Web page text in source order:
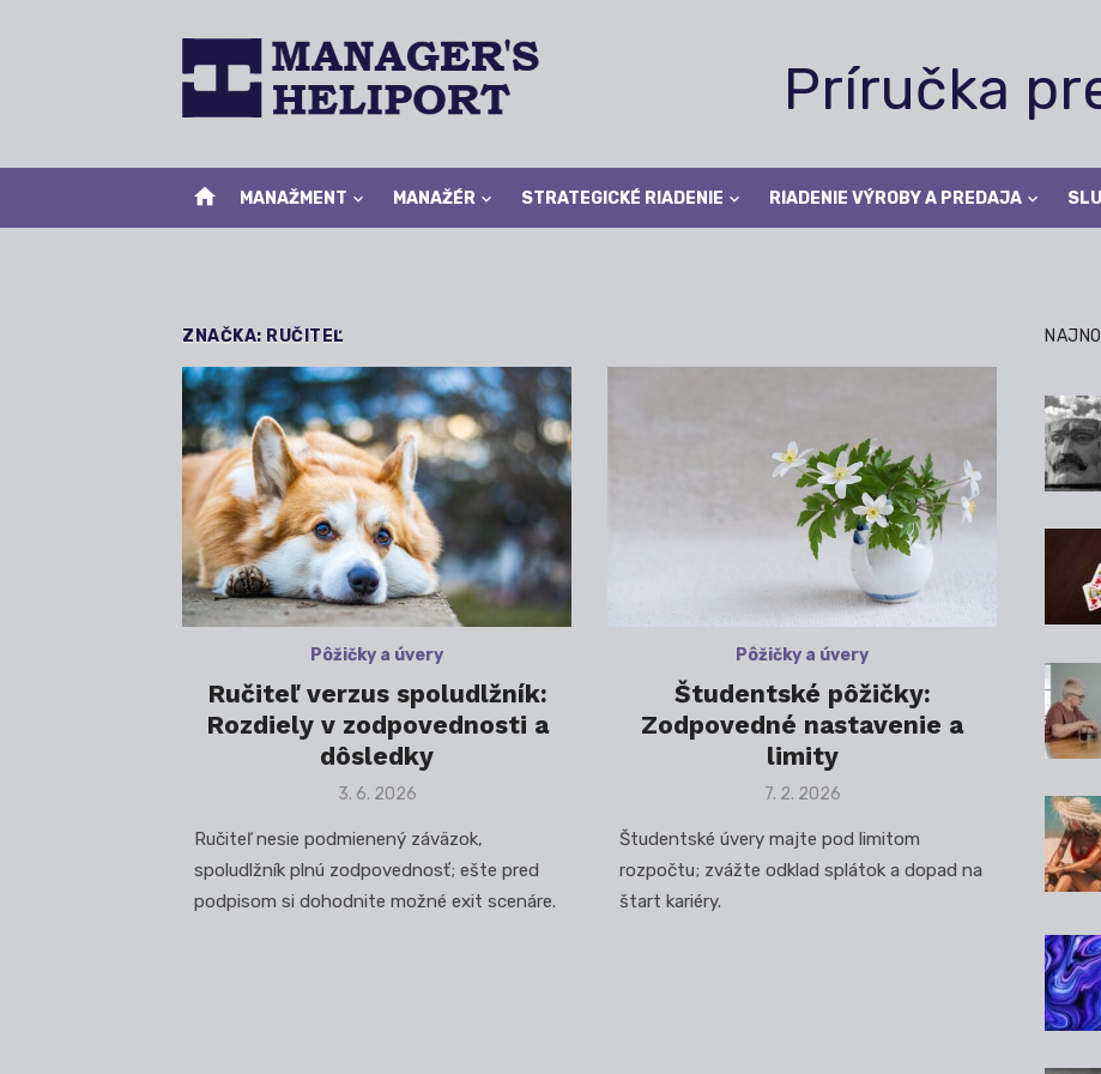
Príručka
home MANAŽMENT MANAŽÉR STRATEGICKÉ RIADENIE RIADENIE VÝROBY A PREDAJA
ZNAČKA: RUČITEĽ
Pôžičky a úvery
Ručiteľ verzus spoludlžník:
Rozdiely v zodpovednosti a
dôsledky
Posted
3. 6. 2026
Ručiteľ nesie podmienený záväzok,
spoludlžník plnú zodpovednosť; ešte pred
podpisom si dohodnite možné exit scenáre.
Pôžičky a úvery
Študentské pôžičky:
Zodpovedné nastavenie a
limity
Posted
7. 2. 2026
Študentské úvery majte pod limitom
rozpočtu; zvážte odklad splátok a dopad na
štart kariéry.